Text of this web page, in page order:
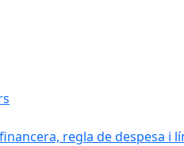
regla de despesa i